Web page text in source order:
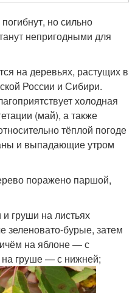
но сильно
непригодными для
на деревьях, растущих в
России и Сибири.
холодная
(май), а также
тёплой погоде
и выпадающие утром
поражено паршой,
груши на листьях
зеленовато-бурые, затем
на яблоне — с
на груше — с нижней;